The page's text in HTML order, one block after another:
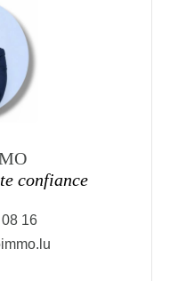
confiance
16